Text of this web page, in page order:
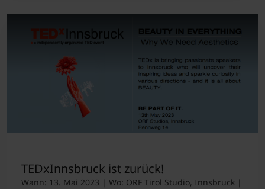
TEDxInnsbruck ist zurück!
Wann: 13. Mai 2023 | Wo: ORF Tirol Studio, Innsbruck |